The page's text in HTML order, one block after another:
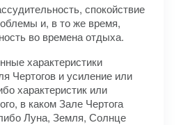
спокойствие
и, в то же время,
во времена отдыха.
характеристики
Чертогов и усиление или
характеристик или
в каком Зале Чертога
Луна, Земля, Солнце